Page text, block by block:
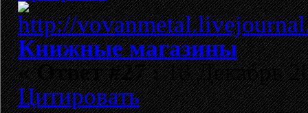
Книжные магазины
«Ответ #27 :18 Декабрь
Цитировать